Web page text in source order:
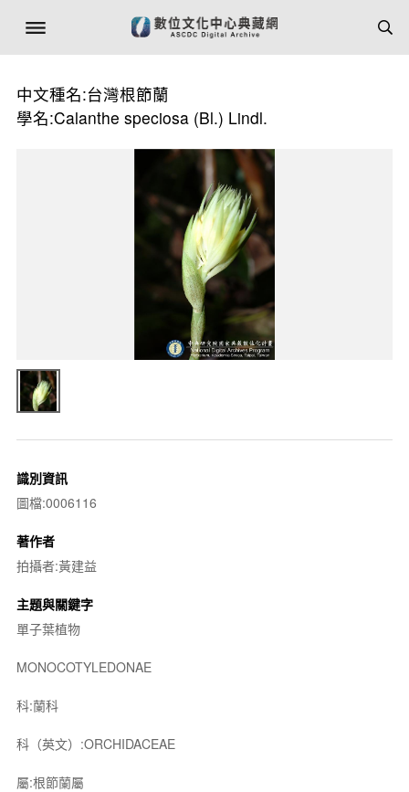
中文種名:台灣根節蘭
學名:Calanthe speciosa (Bl.) Lindl.
識別資訊
圖檔:0006116
著作者
拍攝者:黃建益
主題與關鍵字
單子葉植物
MONOCOTYLEDONAE
科:蘭科
科（英文）:ORCHIDACEAE
屬:根節蘭屬